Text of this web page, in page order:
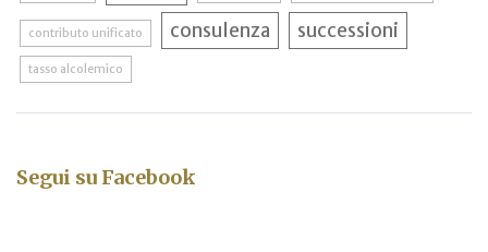
contributo unificato consulenza successioni
tasso alcolemico
Segui su Facebook